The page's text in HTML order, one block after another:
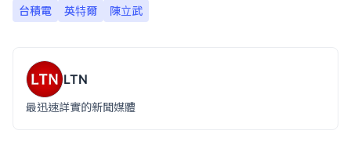
台積電 英特爾 陳立武
LTN
最迅速詳實的新聞媒體